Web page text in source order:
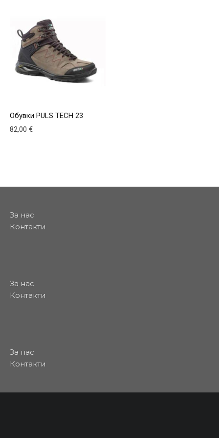
Обувки PULS TECH 23
82,00 €
За нас
Контакти
За нас
Контакти
За нас
Контакти